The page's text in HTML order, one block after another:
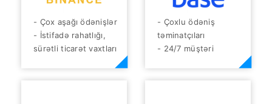
- Çox aşağı ödənişlər
- İstifadə rahatlığı,
sürətli ticarət vaxtları
- Çoxlu ödəniş
təminatçıları
- 24/7 müştəri